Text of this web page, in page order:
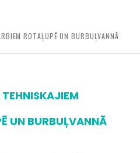
ROTAĻUPĒ UN BURBUĻVANNĀ
UN BURBUĻVANNĀ